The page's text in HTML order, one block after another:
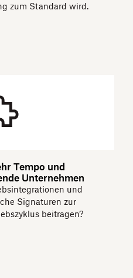
zum Standard wird.
Tempo und
Unternehmen
und
Signaturen zur
beitragen?